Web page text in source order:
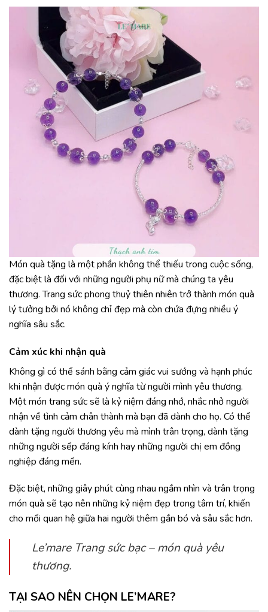
Món quà tặng là một phần không thể thiếu trong cuộc sống,
đặc biệt là đối với những người phụ nữ mà chúng ta yêu
thương. Trang sức phong thuỷ thiên nhiên trở thành món quà
lý tưởng bởi nó không chỉ đẹp mà còn chứa đựng nhiều ý
nghĩa sâu sắc.
Cảm xúc khi nhận quà
Không gì có thể sánh bằng cảm giác vui sướng và hạnh phúc
khi nhận được món quà ý nghĩa từ người mình yêu thương.
Một món trang sức sẽ là kỷ niệm đáng nhớ, nhắc nhở người
nhận về tình cảm chân thành mà bạn đã dành cho họ. Có thể
dành tặng người thương yêu mà mình trân trọng, dành tặng
những người sếp đáng kính hay những người chị em đồng
nghiệp đáng mến.
Đặc biệt, những giây phút cùng nhau ngắm nhìn và trân trọng
món quà sẽ tạo nên những kỷ niệm đẹp trong tâm trí, khiến
cho mối quan hệ giữa hai người thêm gắn bó và sâu sắc hơn.
Le’mare Trang sức bạc – món quà yêu
thương.
TẠI SAO NÊN CHỌN LE’MARE?